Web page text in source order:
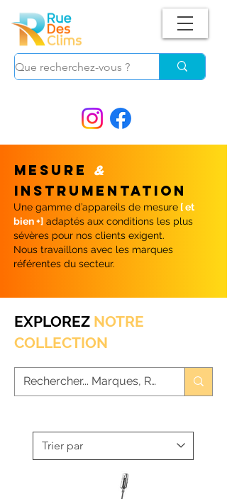
MESURE &
INSTRUMENTATION
Une gamme d’appareils de mesure [ et
bien +] adaptés aux conditions les plus
sévères pour nos clients exigent.
Nous travaillons avec les marques
référentes du secteur.
EXPLOREZ NOTRE
COLLECTION